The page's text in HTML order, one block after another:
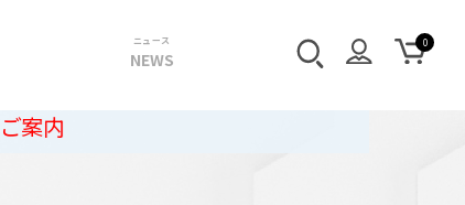
ニュース
NEWS